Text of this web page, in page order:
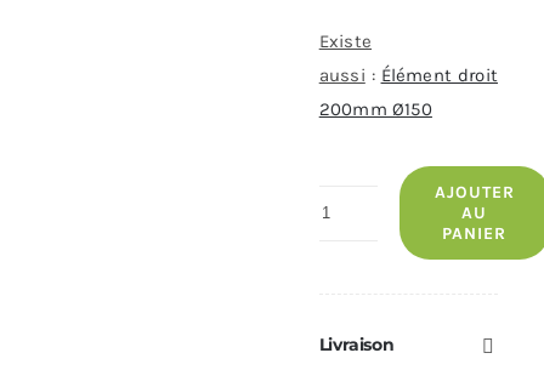
Existe
aussi : Élément droit
200mm Ø150
quantité
200mm
AJOUTER
AU
PANIER
Livraison